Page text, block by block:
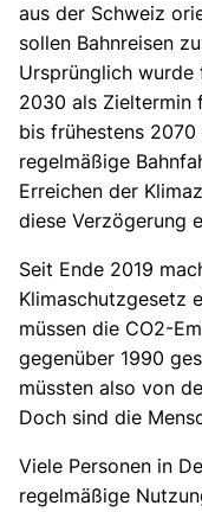
aus der Schweiz
sollen Bahnreisen
Ursprünglich
2030 als Zieltermin
bis frühestens
regelmäßige
Erreichen der
diese Verzögerung
Seit Ende 2019
Klimaschutzgesetz
müssen die CO2-
gegenüber 1990
müssten also von
Doch sind die
Viele Personen in
regelmäßige